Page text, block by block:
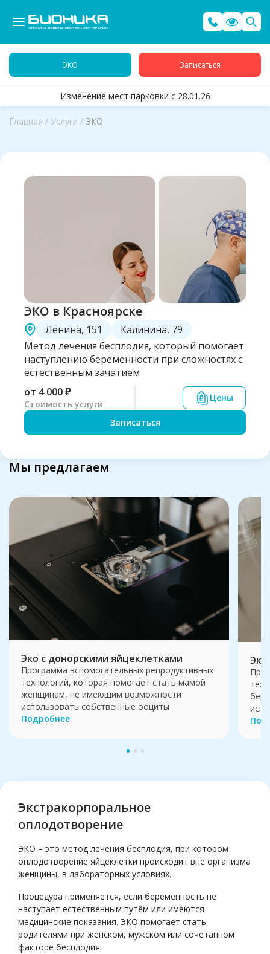
ЭКО Записаться
Изменение мест парковки с 28.01.26
Главная / Услуги / ЭКО
ЭКО в Красноярске
Ленина, 151
Калинина, 79
Метод лечения бесплодия, который помогает
наступлению беременности при сложностях с
естественным зачатием
Стоимость услуги
от 4 000 ₽ Цены
Записаться
Мы предлагаем
Эко с донорскими яйцеклетками
Программа вспомогательных репродуктивных
технологий, которая помогает стать мамой
женщинам, не имеющим возможности
использовать собственные ооциты
Подробнее
Экстракорпоральное
оплодотворение
ЭКО – это метод лечения бесплодия, при котором
оплодотворение яйцеклетки происходит вне организма
женщины, в лабораторных условиях.
Процедура применяется, если беременность не
наступает естественным путём или имеются
медицинские показания. ЭКО помогает стать
родителями при женском, мужском или сочетанном
факторе бесплодия.